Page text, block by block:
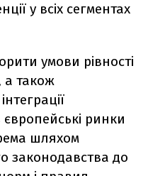
у всіх сегментах
умови рівності
а також
ринки
шляхом
законодавства до